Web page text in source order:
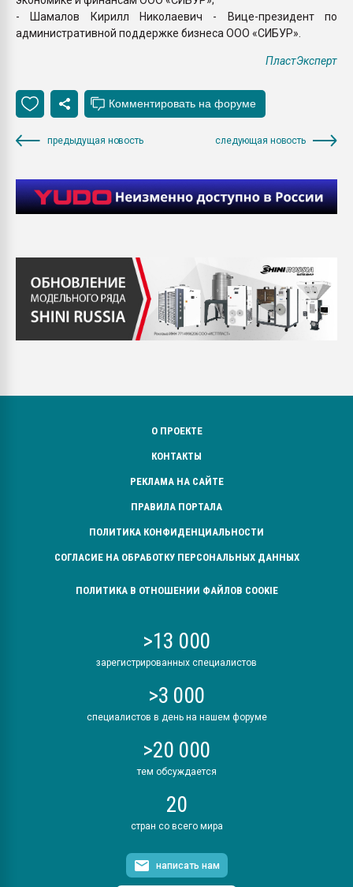
- Шамалов Кирилл Николаевич - Вице-президент по
административной поддержке бизнеса ООО «СИБУР».
ПластЭксперт
предыдущая новость следующая новость
О ПРОЕКТЕ
КОНТАКТЫ
РЕКЛАМА НА САЙТЕ
ПРАВИЛА ПОРТАЛА
ПОЛИТИКА КОНФИДЕНЦИАЛЬНОСТИ
СОГЛАСИЕ НА ОБРАБОТКУ ПЕРСОНАЛЬНЫХ ДАННЫХ
ПОЛИТИКА В ОТНОШЕНИИ ФАЙЛОВ COOKIE
>13 000
зарегистрированных специалистов
>3 000
специалистов в день на нашем форуме
>20 000
тем обсуждается
20
стран со всего мира
написать нам